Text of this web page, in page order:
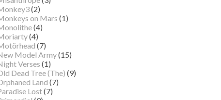
(2)
on Mars (1)
(4)
(4)
(7)
Model Army(15)
Verses (1)
Dead Tree (The) (9)
Land (7)
Lost(7)